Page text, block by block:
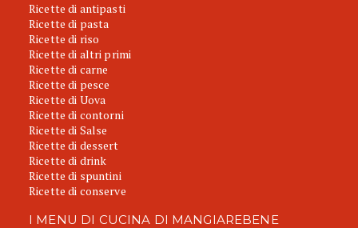
Ricette di antipasti
Ricette di pasta
Ricette di riso
Ricette di altri primi
Ricette di carne
Ricette di pesce
Ricette di Uova
Ricette di contorni
Ricette di Salse
Ricette di dessert
Ricette di drink
Ricette di spuntini
Ricette di conserve
I MENU DI CUCINA DI MANGIAREBENE